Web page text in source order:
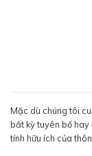
Mặc dù chúng tôi
bất kỳ tuyên bố
tính hữu ích của